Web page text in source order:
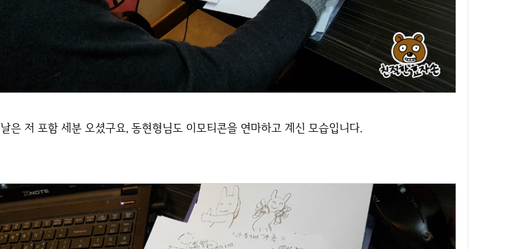
이날은 저 포함 세분 오셨구요, 동현형님도 이모티콘을 연마하고 계신 모습입니다.